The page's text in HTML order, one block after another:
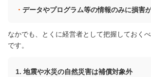
データやプログラム等の情報のみに損害
なかでも、とくに経営者として把握しておく
です。
地震や水災の自然災害は補償対象外